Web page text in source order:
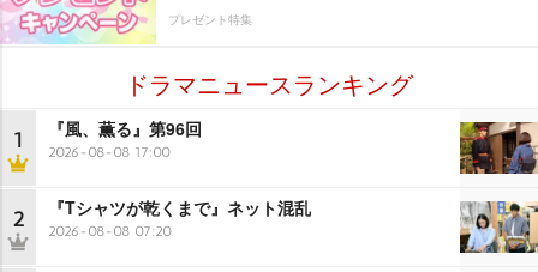
プレゼント特集
ドラマニュースランキング
1 『風、薫る』第96回
2026-08-08 17:00
2 『Tシャツが乾くまで』ネット混乱
2026-08-08 07:20